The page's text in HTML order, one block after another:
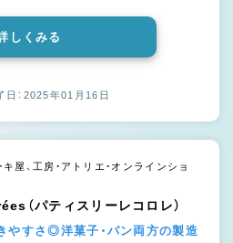
しくみる
日：2025年01月16日
屋、工房・アトリエ・オンラインショ
（パティスリーレコロレ）
やすさ◎洋菓子・パン両方の製造